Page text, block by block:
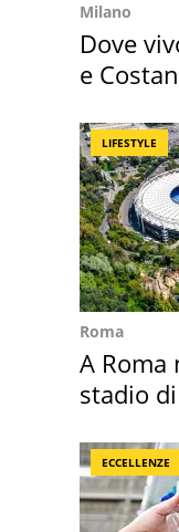
Milano
Dove
e
LIFESTYLE
Roma
A Roma
stadio
ECCELLENZE